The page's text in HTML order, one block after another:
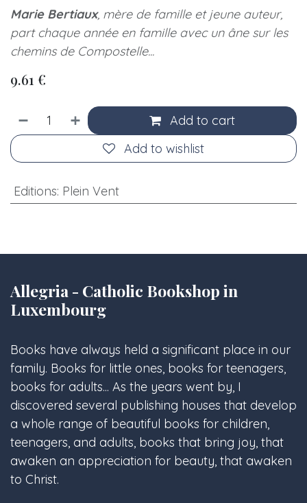
Marie Bertiaux, mère de famille et jeune auteur,
part chaque année en famille avec un âne sur les
chemins de Compostelle...
9.61 €
Add to cart
Add to wishlist
Editions: Plein Vent
Allegria - Catholic Bookshop in
Luxembourg
Books have always held a significant place in our
family. Books for little ones, books for teenagers,
books for adults... As the years went by, I
discovered several publishing houses that develop
a whole range of beautiful books for children,
teenagers, and adults, books that bring joy, that
awaken an appreciation for beauty, that awaken
to Christ.